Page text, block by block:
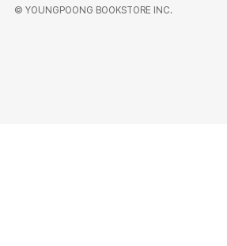
© YOUNGPOONG BOOKSTORE INC.